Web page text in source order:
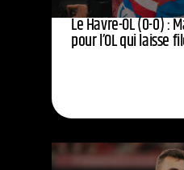
Le Havre-OL (0-0) :
pour l’OL qui laisse